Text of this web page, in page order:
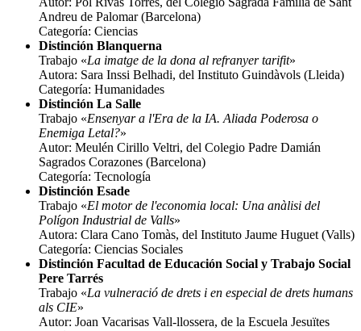
Andreu de Palomar (Barcelona)
Categoría: Ciencias
Distinción Blanquerna
Trabajo «La imatge de la dona al refranyer tarifit»
Autora: Sara Inssi Belhadi, del Instituto Guindàvols (Lleida)
Categoría: Humanidades
Distinción La Salle
Trabajo «Ensenyar a l'Era de la IA. Aliada Poderosa o
Enemiga Letal?»
Autor: Meulén Cirillo Veltri, del Colegio Padre Damián
Sagrados Corazones (Barcelona)
Categoría: Tecnología
Distinción Esade
Trabajo «El motor de l'economia local: Una anàlisi del
Polígon Industrial de Valls»
Autora: Clara Cano Tomàs, del Instituto Jaume Huguet (Valls)
Categoría: Ciencias Sociales
Distinción Facultad de Educación Social y Trabajo Social
Pere Tarrés
Trabajo «La vulneració de drets i en especial de drets humans
als CIE»
Autor: Joan Vacarisas Vall-llossera, de la Escuela Jesuïtes